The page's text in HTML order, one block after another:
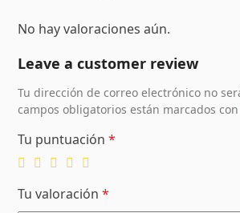
No hay valoraciones aún.
Leave a customer review
Tu dirección de correo electrónico no
campos obligatorios están marcados
Tu puntuación*
Tu valoración*